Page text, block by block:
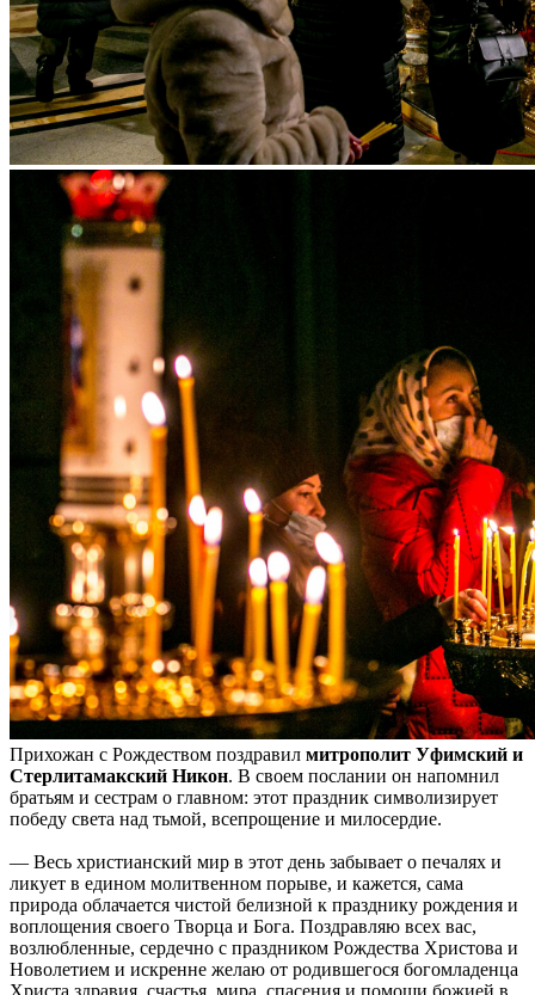
Прихожан с Рождеством поздравил митрополит Уфимский и
Стерлитамакский Никон. В своем послании он напомнил
братьям и сестрам о главном: этот праздник символизирует
победу света над тьмой, всепрощение и милосердие.
— Весь христианский мир в этот день забывает о печалях и
ликует в едином молитвенном порыве, и кажется, сама
природа облачается чистой белизной к празднику рождения и
воплощения своего Творца и Бога. Поздравляю всех вас,
возлюбленные, сердечно с праздником Рождества Христова и
Новолетием и искренне желаю от родившегося богомладенца
Христа здравия, счастья, мира, спасения и помощи божией в